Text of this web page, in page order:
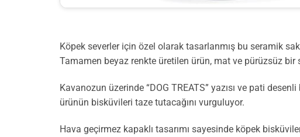
Köpek severler için özel olarak tasarlanmış bu seramik
Tamamen beyaz renkte üretilen ürün, mat ve pürüzsüz bir
Kavanozun üzerinde “DOG TREATS” yazısı ve pati
ürünün bisküvileri taze tutacağını vurguluyor.
Hava geçirmez kapaklı tasarımı sayesinde köpek